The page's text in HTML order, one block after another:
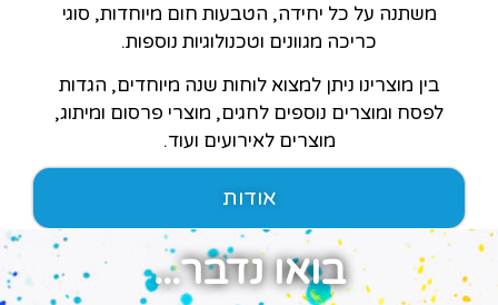
משתנה על כל יחידה, הטבעות חום מיוחדות, סוגי
כריכה מגוונים וטכנולוגיות נוספות.
בין מוצרינו ניתן למצוא לוחות שנה מיוחדים, הגדות
לפסח ומוצרים נוספים לחגים, מוצרי פרסום ומיתוג,
מוצרים לאירועים ועוד.
אודות
בואו נדבר...